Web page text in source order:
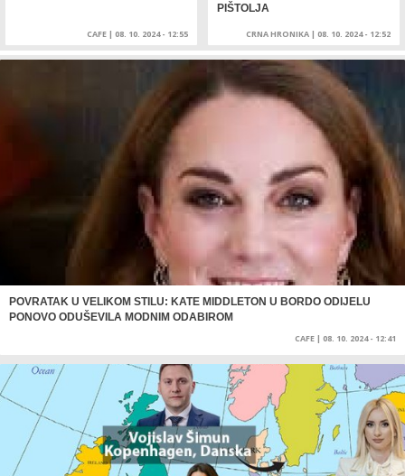
CAFE | 08. 10. 2024 - 12:55
PIŠTOLJA
CRNA HRONIKA | 08. 10. 2024 - 12:52
POVRATAK U VELIKOM STILU: KATE MIDDLETON U BORDO ODIJELU
PONOVO ODUŠEVILA MODNIM ODABIROM
CAFE | 08. 10. 2024 - 12:41